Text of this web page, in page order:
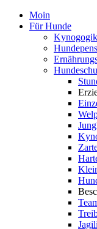
Moin
Für Hunde